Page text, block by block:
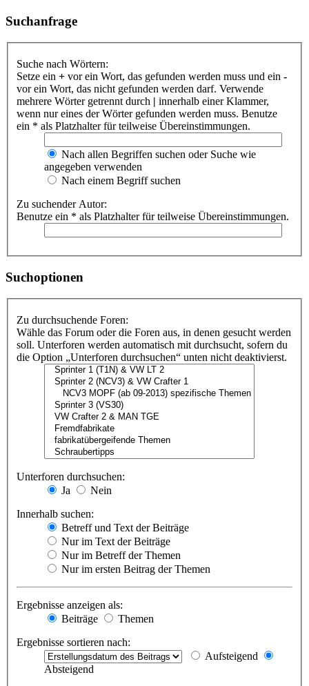
Suchanfrage
Suche nach Wörtern:
Setze ein + vor ein Wort, das gefunden werden muss und ein -
vor ein Wort, das nicht gefunden werden darf. Verwende
mehrere Wörter getrennt durch | innerhalb einer Klammer,
wenn nur eines der Wörter gefunden werden muss. Benutze
ein * als Platzhalter für teilweise Übereinstimmungen.
Nach allen Begriffen suchen oder Suche wie
angegeben verwenden
Nach einem Begriff suchen
Zu suchender Autor:
Benutze ein * als Platzhalter für teilweise Übereinstimmungen.
Suchoptionen
Zu durchsuchende Foren:
Wähle das Forum oder die Foren aus, in denen gesucht werden
soll. Unterforen werden automatisch mit durchsucht, sofern du
die Option „Unterforen durchsuchen“ unten nicht deaktivierst.
Unterforen durchsuchen:
Ja
Nein
Innerhalb suchen:
Betreff und Text der Beiträge
Nur im Text der Beiträge
Nur im Betreff der Themen
Nur im ersten Beitrag der Themen
Ergebnisse anzeigen als:
Beiträge
Themen
Ergebnisse sortieren nach:
Aufsteigend
Absteigend